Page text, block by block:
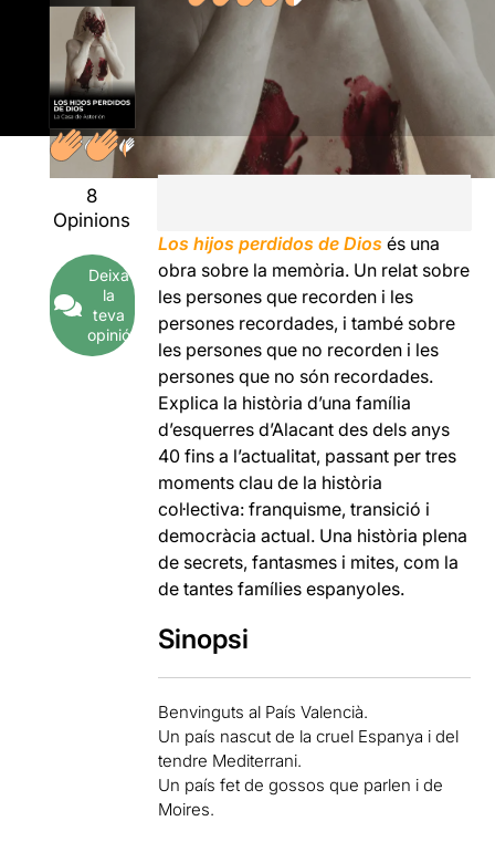
8
Opinions
Deixa
la
teva
opinió
Los hijos perdidos de Dios és una
obra sobre la memòria. Un relat sobre
les persones que recorden i les
persones recordades, i també sobre
les persones que no recorden i les
persones que no són recordades.
Explica la història d’una família
d’esquerres d’Alacant des dels anys
40 fins a l’actualitat, passant per tres
moments clau de la història
col·lectiva: franquisme, transició i
democràcia actual. Una història plena
de secrets, fantasmes i mites, com la
de tantes famílies espanyoles.
Sinopsi
Benvinguts al País Valencià.
Un país nascut de la cruel Espanya i del
tendre Mediterrani.
Un país fet de gossos que parlen i de
Moires.